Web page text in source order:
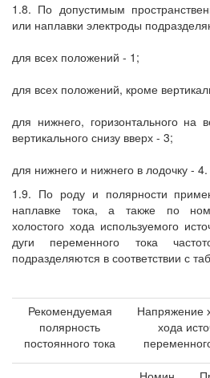
1.8. По допустимым
или наплавки электроды
для всех положений - 1;
для всех положений, кроме
для нижнего, горизонтального на
вертикального снизу вверх - 3;
для нижнего и нижнего в лодочку - 4.
1.9. По роду и полярности
наплавке тока, а также по
холостого хода используемого
дуги переменного тока
подразделяются в соответствии с
Рекомендуемая
полярность
постоянного тока
Напряжение
хода